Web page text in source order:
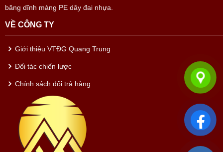
băng dĩnh màng PE dây đai nhựa.
VỀ CÔNG TY
Giới thiệu VTĐG Quang Trung
Đối tác chiến lược
Chính sách đổi trả hàng